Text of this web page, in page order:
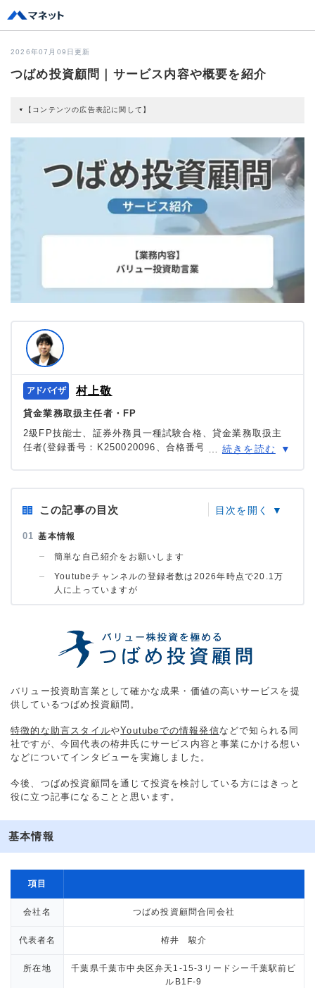
2026年07月09日更新
つばめ投資顧問｜サービス内容や概要を紹介
【コンテンツの広告表記に関して】
すると弊社に対して企業から紹介報酬が支払われるという収益モデルです。 た
だし、特定の商品を根拠なくPRするものではなく、当編集部の調査／ユーザー
への口コミ収集などに基づき、公平性を担保した情報提供を行っています。
>提携企業一覧
村上敬
貸金業務取扱主任者・FP
2級FP技能士、証券外務員一種試験合格、貸金業務取扱主
任者(登録番号：K250020096、合格番号：第F241000177
メディアの編集・監修に携わり、実績は計2000本以上。ロ
ーン利用者へのインタビューなども多数実施し、専門知識
と事実に基づいた信頼性の高い情報発信を心がけている。
続きを読む
この記事の目次
基本情報
簡単な自己紹介をお願いします
Youtubeチャンネルの登録者数は2026年時点で20.1万
人に上っていますが
バリュー投資助言業として確かな成果・価値の高いサービスを提
供しているつばめ投資顧問。
特徴的な助言スタイルやYoutubeでの情報発信などで知られる同
社ですが、今回代表の栫井氏にサービス内容と事業にかける想い
などについてインタビューを実施しました。
今後、つばめ投資顧問を通じて投資を検討している方にはきっと
役に立つ記事になることと思います。
基本情報
項目
会社名 つばめ投資顧問合同会社
代表者名 栫井 駿介
所在地
千葉県千葉市中央区弁天1-15-3リードシー千葉駅前ビ
ルB1F-9